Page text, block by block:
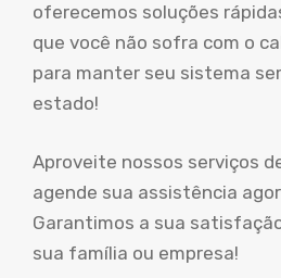
oferecemos soluções
que você não sofra com o
para manter seu sistema
estado!
Aproveite nossos serviços
agende sua assistência
Garantimos a sua
sua família ou empresa!